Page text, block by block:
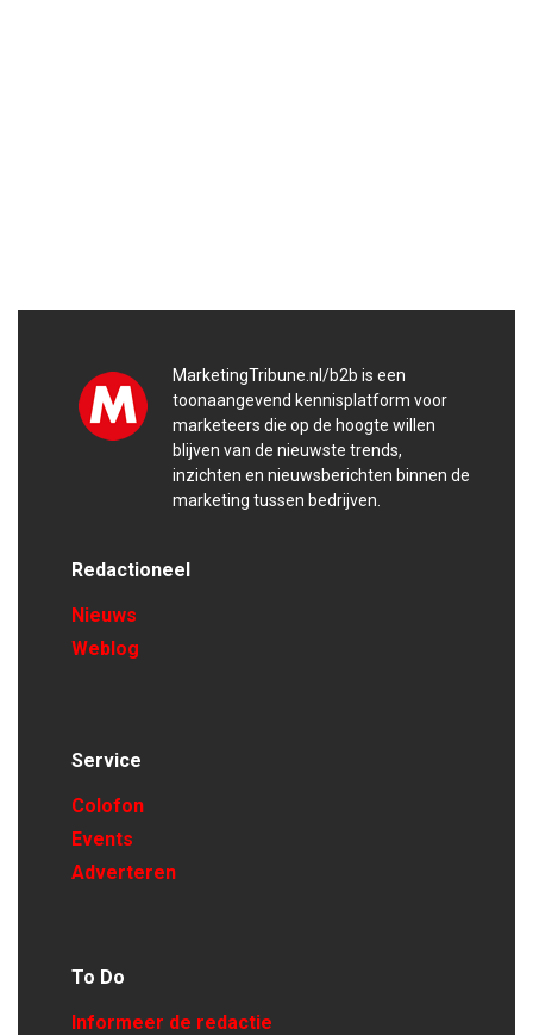
MarketingTribune.nl/b2b is een
toonaangevend kennisplatform voor
marketeers die op de hoogte willen
blijven van de nieuwste trends,
inzichten en nieuwsberichten binnen de
marketing tussen bedrijven.
Redactioneel
Nieuws
Weblog
Service
Colofon
Events
Adverteren
To Do
Informeer de redactie